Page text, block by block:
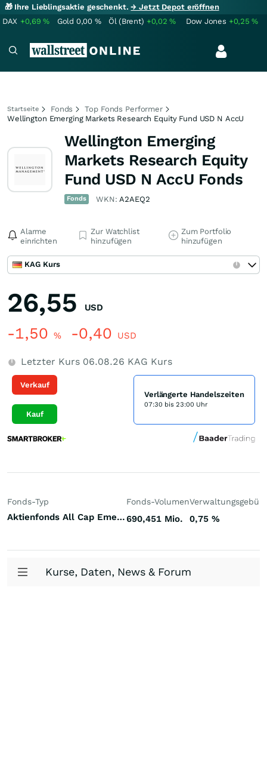
🎁 Ihre Lieblingsaktie geschenkt.→ Jetzt Depot eröffnen
DAX +0,69% Gold 0,00 % Öl (Brent) +0,02% Dow Jones +0,25%
Startseite Fonds
Top Fonds Performer
Wellington Emerging Markets Research Equity Fund USD N AccU
Wellington Emerging
Markets Research Equity
Fund USD N AccU Fonds
Fonds WKN:A2AEQ2
Alarme
einrichten
Zur Watchlist
hinzufügen
Zum Portfolio
hinzufügen
KAG Kurs
26,55 USD
-1,50 % -0,40 USD
Letzter Kurs 06.08.26 KAG Kurs
Verkauf
Kauf
Verlängerte Handelszeiten
07:30 bis 23:00 Uhr
Fonds-Typ
Aktienfonds All Cap Emerging Markets
Fonds-Volumen
690,451 Mio. 0,75 %
Kurse, Daten, News & Forum